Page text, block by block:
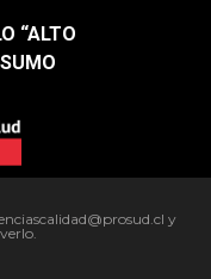
“ALTO
y